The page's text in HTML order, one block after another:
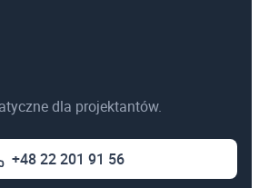
dla projektantów.
+48 22 201 91 56